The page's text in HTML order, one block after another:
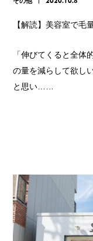
【解読】美容室で毛
「伸びてくると全体
の量を減らして欲し
と思い……